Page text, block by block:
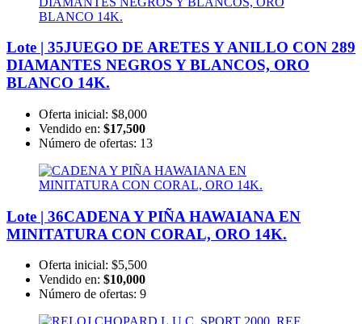
Lote | 35JUEGO DE ARETES Y ANILLO CON 289
DIAMANTES NEGROS Y BLANCOS, ORO
BLANCO 14K.
Oferta inicial: $8,000
Vendido en: $17,500
Número de ofertas: 13
Lote | 36CADENA Y PIÑA HAWAIANA EN
MINITATURA CON CORAL, ORO 14K.
Oferta inicial: $5,500
Vendido en: $10,000
Número de ofertas: 9